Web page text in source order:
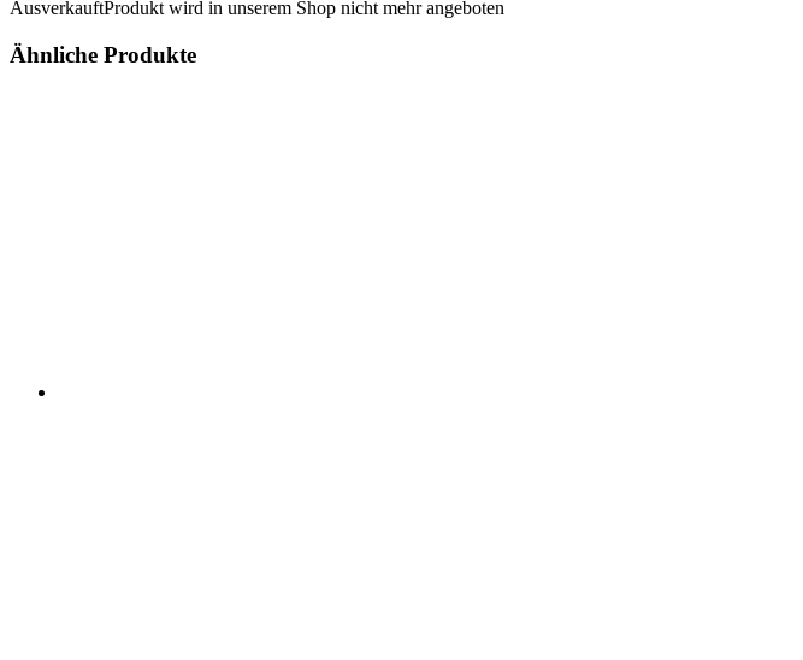
AusverkauftProdukt wird in unserem Shop nicht mehr angeboten
Ähnliche Produkte